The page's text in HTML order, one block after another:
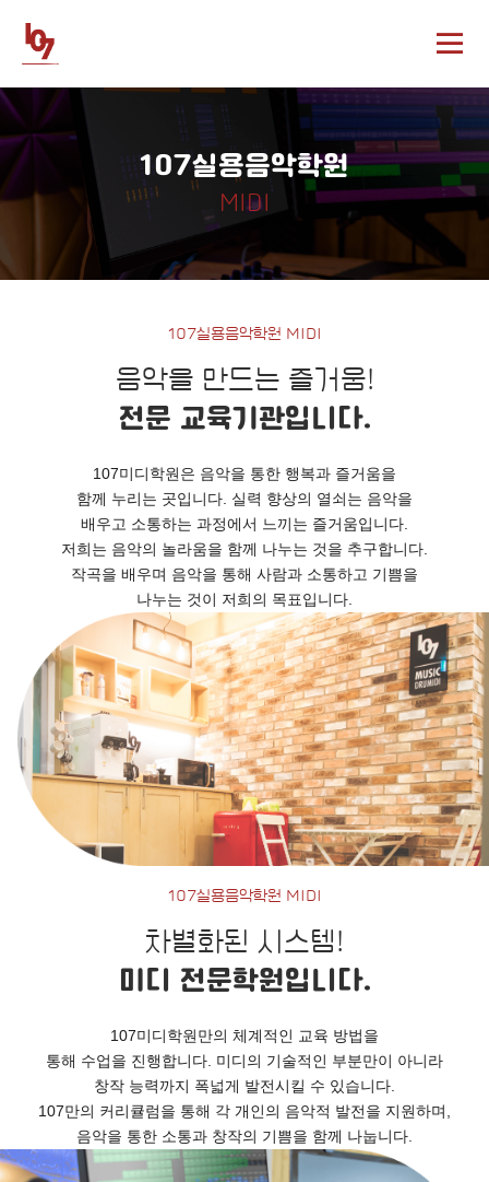
107실용음악학원
MIDI
107실용음악학원 MIDI
음악을 만드는 즐거움!
전문 교육기관입니다.
107미디학원은 음악을 통한 행복과 즐거움을
함께 누리는 곳입니다. 실력 향상의 열쇠는 음악을
배우고 소통하는 과정에서 느끼는 즐거움입니다.
저희는 음악의 놀라움을 함께 나누는 것을 추구합니다.
작곡을 배우며 음악을 통해 사람과 소통하고 기쁨을
나누는 것이 저희의 목표입니다.
107실용음악학원 MIDI
차별화된 시스템!
미디 전문학원입니다.
107미디학원만의 체계적인 교육 방법을
통해 수업을 진행합니다. 미디의 기술적인 부분만이 아니라
창작 능력까지 폭넓게 발전시킬 수 있습니다.
107만의 커리큘럼을 통해 각 개인의 음악적 발전을 지원하며,
음악을 통한 소통과 창작의 기쁨을 함께 나눕니다.